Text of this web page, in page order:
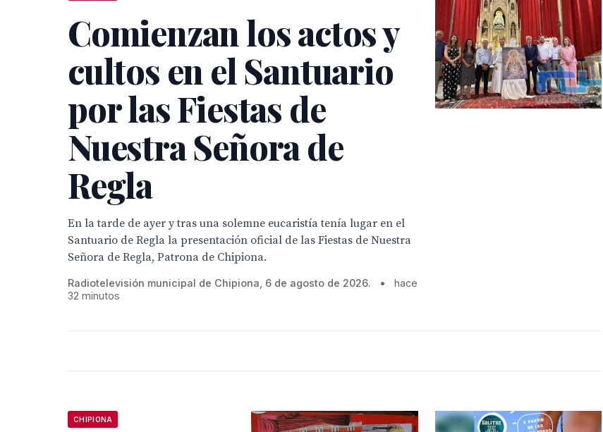
Comienzan los actos y
cultos en el Santuario
por las Fiestas de
Nuestra Señora de
Regla
En la tarde de ayer y tras una solemne eucaristía tenía lugar en el
Santuario de Regla la presentación oficial de las Fiestas de Nuestra
Señora de Regla, Patrona de Chipiona.
Radiotelevisión municipal de Chipiona, 6 de agosto de 2026. •
hace
32 minutos
CHIPIONA